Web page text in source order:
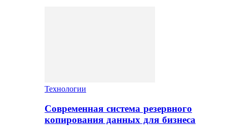
Технологии
Современная система резервного
копирования данных для бизнеса